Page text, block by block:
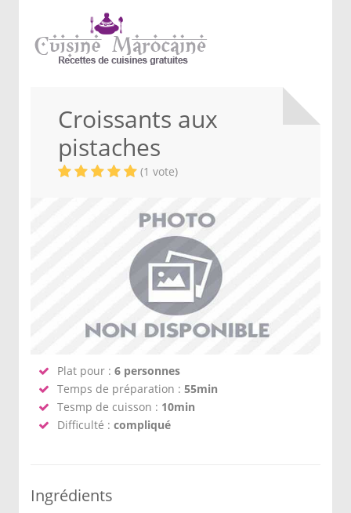
Croissants aux
pistaches
(1 vote)
Plat pour : 6 personnes
Temps de préparation : 55min
Tesmp de cuisson : 10min
Difficulté : compliqué
Ingrédients